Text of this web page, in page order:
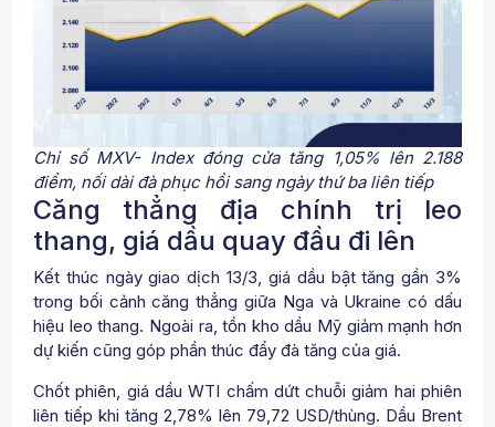
Chỉ số MXV- Index đóng cửa tăng 1,05% lên 2.188
điểm, nối dài đà phục hồi sang ngày thứ ba liên tiếp
Căng thẳng địa chính trị leo
thang, giá dầu quay đầu đi lên
Kết thúc ngày giao dịch 13/3, giá dầu bật tăng gần 3%
trong bối cảnh căng thẳng giữa Nga và Ukraine có dấu
hiệu leo thang. Ngoài ra, tồn kho dầu Mỹ giảm mạnh hơn
dự kiến cũng góp phần thúc đẩy đà tăng của giá.
Chốt phiên, giá dầu WTI chấm dứt chuỗi giảm hai phiên
liên tiếp khi tăng 2,78% lên 79,72 USD/thùng. Dầu Brent